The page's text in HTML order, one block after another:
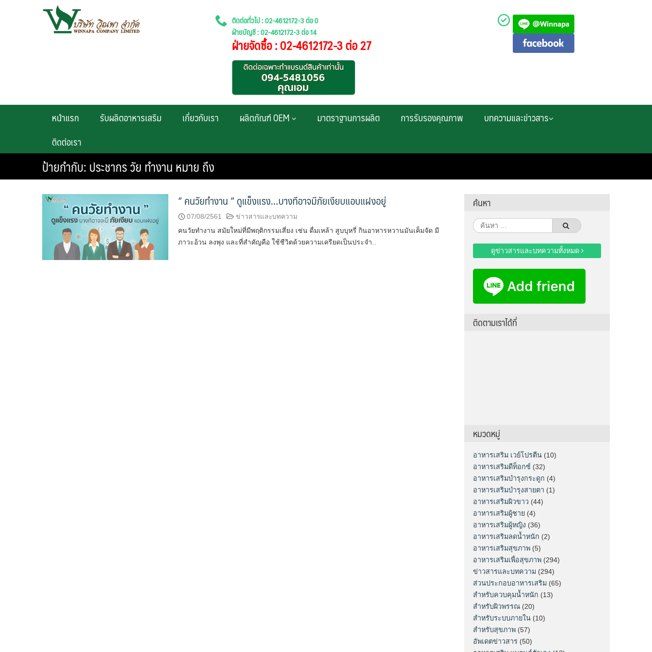
ติดต่อทั่วไป : 02-4612172-3 ต่อ 0
ฝ่ายบัญชี : 02-4612172-3 ต่อ 14
ฝ่ายจัดซื้อ : 02-4612172-3 ต่อ 27
หน้าแรก รับผลิตอาหารเสริม เกี่ยวกับเรา ผลิตภัณฑ์ OEM มาตราฐานการผลิต การรับรองคุณภาพ
บทความและข่าวสาร
ติดต่อเรา
ป้ายกำกับ:ประชากร วัย ทำงาน หมาย ถึง
” คนวัยทำงาน ” ดูแข็งแรง…บางทีอาจมีภัยเงียบแอบแฝงอยู่
07/08/2561
ข่าวสารและบทความ
คนวัยทำงาน สมัยใหม่ที่มีพฤติกรรมเสี่ยง เช่น ดื่มเหล้า สูบบุหรี่ กินอาหารหวานมันเค็มจัด มี
ภาวะอ้วน ลงพุง และที่สำคัญคือ ใช้ชีวิตด้วยความเครียดเป็นประจำ..
ค้นหา
ค้นหา
สำหรับ:
ดูข่าวสารและบทความทั้งหมด
ติดตามเราได้ที่
หมวดหมู่
อาหารเสริม เวย์โปรตีน (10)
อาหารเสริมดีท็อกซ์ (32)
อาหารเสริมบำรุงกระดูก (4)
อาหารเสริมบำรุงสายตา (1)
อาหารเสริมผิวขาว (44)
อาหารเสริมผู้ชาย (4)
อาหารเสริมผู้หญิง (36)
อาหารเสริมลดน้ำหนัก (2)
อาหารเสริมสุขภาพ (5)
อาหารเสริมเพื่อสุขภาพ (294)
ข่าวสารและบทความ (294)
ส่วนประกอบอาหารเสริม (65)
สำหรับควบคุมน้ำหนัก (13)
สำหรับผิวพรรณ (20)
สำหรับระบบภายใน (10)
สำหรับสุขภาพ (57)
อัพเดตข่าวสาร (50)